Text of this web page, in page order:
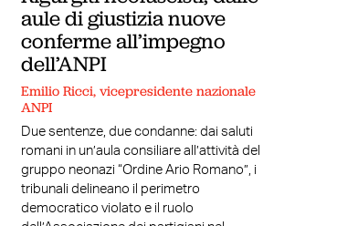
aule di giustizia nuove
conferme all’impegno
dell’ANPI
Emilio Ricci, vicepresidente nazionale
ANPI
Due sentenze, due condanne: dai saluti
romani in un’aula consiliare all’attività del
gruppo neonazi “Ordine Ario Romano”, i
tribunali delineano il perimetro
democratico violato e il ruolo